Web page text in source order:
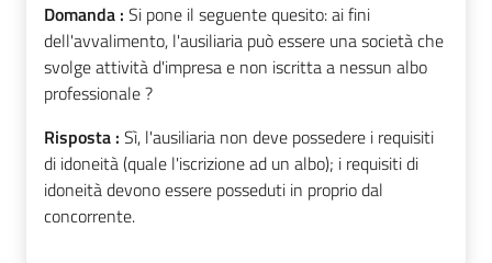
Domanda : Si pone il seguente quesito: ai fini
dell'avvalimento, l'ausiliaria può essere una società che
svolge attività d'impresa e non iscritta a nessun albo
professionale ?
Risposta : Sì, l'ausiliaria non deve possedere i requisiti
di idoneità (quale l'iscrizione ad un albo); i requisiti di
idoneità devono essere posseduti in proprio dal
concorrente.